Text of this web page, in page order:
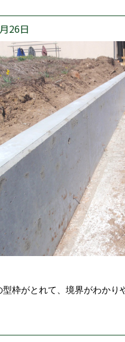
26日
枠がとれて、境界がわかり